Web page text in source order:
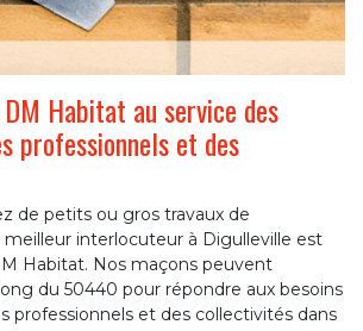
Habitat au service des
professionnels et des
de petits ou gros travaux de
interlocuteur à Digulleville est
Habitat. Nos maçons peuvent
du 50440 pour répondre aux besoins
professionnels et des collectivités dans